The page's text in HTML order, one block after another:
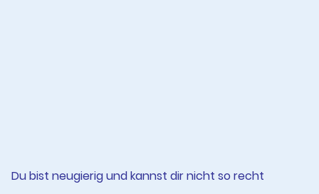
Du bist neugierig und kannst dir nicht so recht